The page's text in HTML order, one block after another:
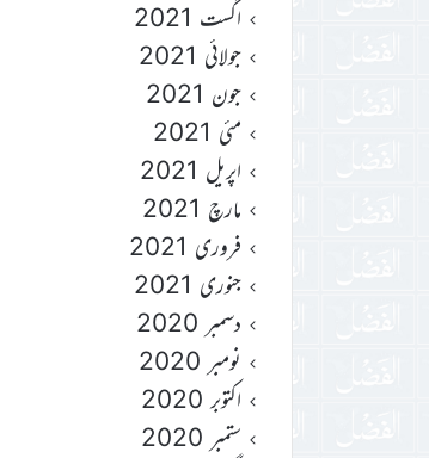
اگست 2021
جولائی 2021
جون 2021
مئی 2021
اپریل 2021
مارچ 2021
فروری 2021
جنوری 2021
دسمبر 2020
نومبر 2020
اکتوبر 2020
ستمبر 2020